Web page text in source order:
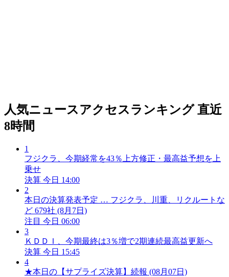
人気ニュースアクセスランキング 直近
8時間
1
フジクラ、今期経常を43％上方修正・最高益予想を上
乗せ
決算 今日 14:00
2
本日の決算発表予定 … フジクラ、川重、リクルートな
ど 679社 (8月7日)
注目 今日 06:00
3
ＫＤＤＩ、今期最終は3％増で2期連続最高益更新へ
決算 今日 15:45
4
★本日の【サプライズ決算】続報 (08月07日)